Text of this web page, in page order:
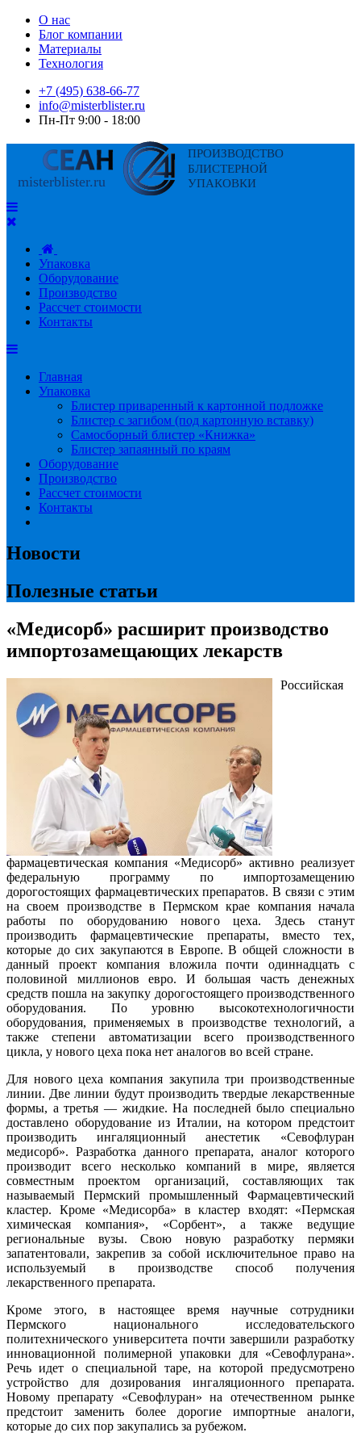
О нас
Блог компании
Материалы
Технология
+7 (495) 638-66-77
info@misterblister.ru
Пн-Пт 9:00 - 18:00
Упаковка
Оборудование
Производство
Рассчет стоимости
Контакты
Главная
Упаковка
Блистер приваренный к картонной подложке
Блистер с загибом (под картонную вставку)
Самосборный блистер «Книжка»
Блистер запаянный по краям
Оборудование
Производство
Рассчет стоимости
Контакты
Новости
Полезные статьи
«Медисорб» расширит производство
импортозамещающих лекарств
Российская
фармацевтическая компания «Медисорб» активно реализует
федеральную программу по импортозамещению
дорогостоящих фармацевтических препаратов. В связи с этим
на своем производстве в Пермском крае компания начала
работы по оборудованию нового цеха. Здесь станут
производить фармацевтические препараты, вместо тех,
которые до сих закупаются в Европе. В общей сложности в
данный проект компания вложила почти одиннадцать с
половиной миллионов евро. И большая часть денежных
средств пошла на закупку дорогостоящего производственного
оборудования. По уровню высокотехнологичности
оборудования, применяемых в производстве технологий, а
также степени автоматизации всего производственного
цикла, у нового цеха пока нет аналогов во всей стране.
Для нового цеха компания закупила три производственные
линии. Две линии будут производить твердые лекарственные
формы, а третья — жидкие. На последней было специально
доставлено оборудование из Италии, на котором предстоит
производить ингаляционный анестетик «Севофлуран
медисорб». Разработка данного препарата, аналог которого
производит всего несколько компаний в мире, является
совместным проектом организаций, составляющих так
называемый Пермский промышленный Фармацевтический
кластер. Кроме «Медисорба» в кластер входят: «Пермская
химическая компания», «Сорбент», а также ведущие
региональные вузы. Свою новую разработку пермяки
запатентовали, закрепив за собой исключительное право на
используемый в производстве способ получения
лекарственного препарата.
Кроме этого, в настоящее время научные сотрудники
Пермского национального исследовательского
политехнического университета почти завершили разработку
инновационной полимерной упаковки для «Севофлурана».
Речь идет о специальной таре, на которой предусмотрено
устройство для дозирования ингаляционного препарата.
Новому препарату «Севофлуран» на отечественном рынке
предстоит заменить более дорогие импортные аналоги,
которые до сих пор закупались за рубежом.